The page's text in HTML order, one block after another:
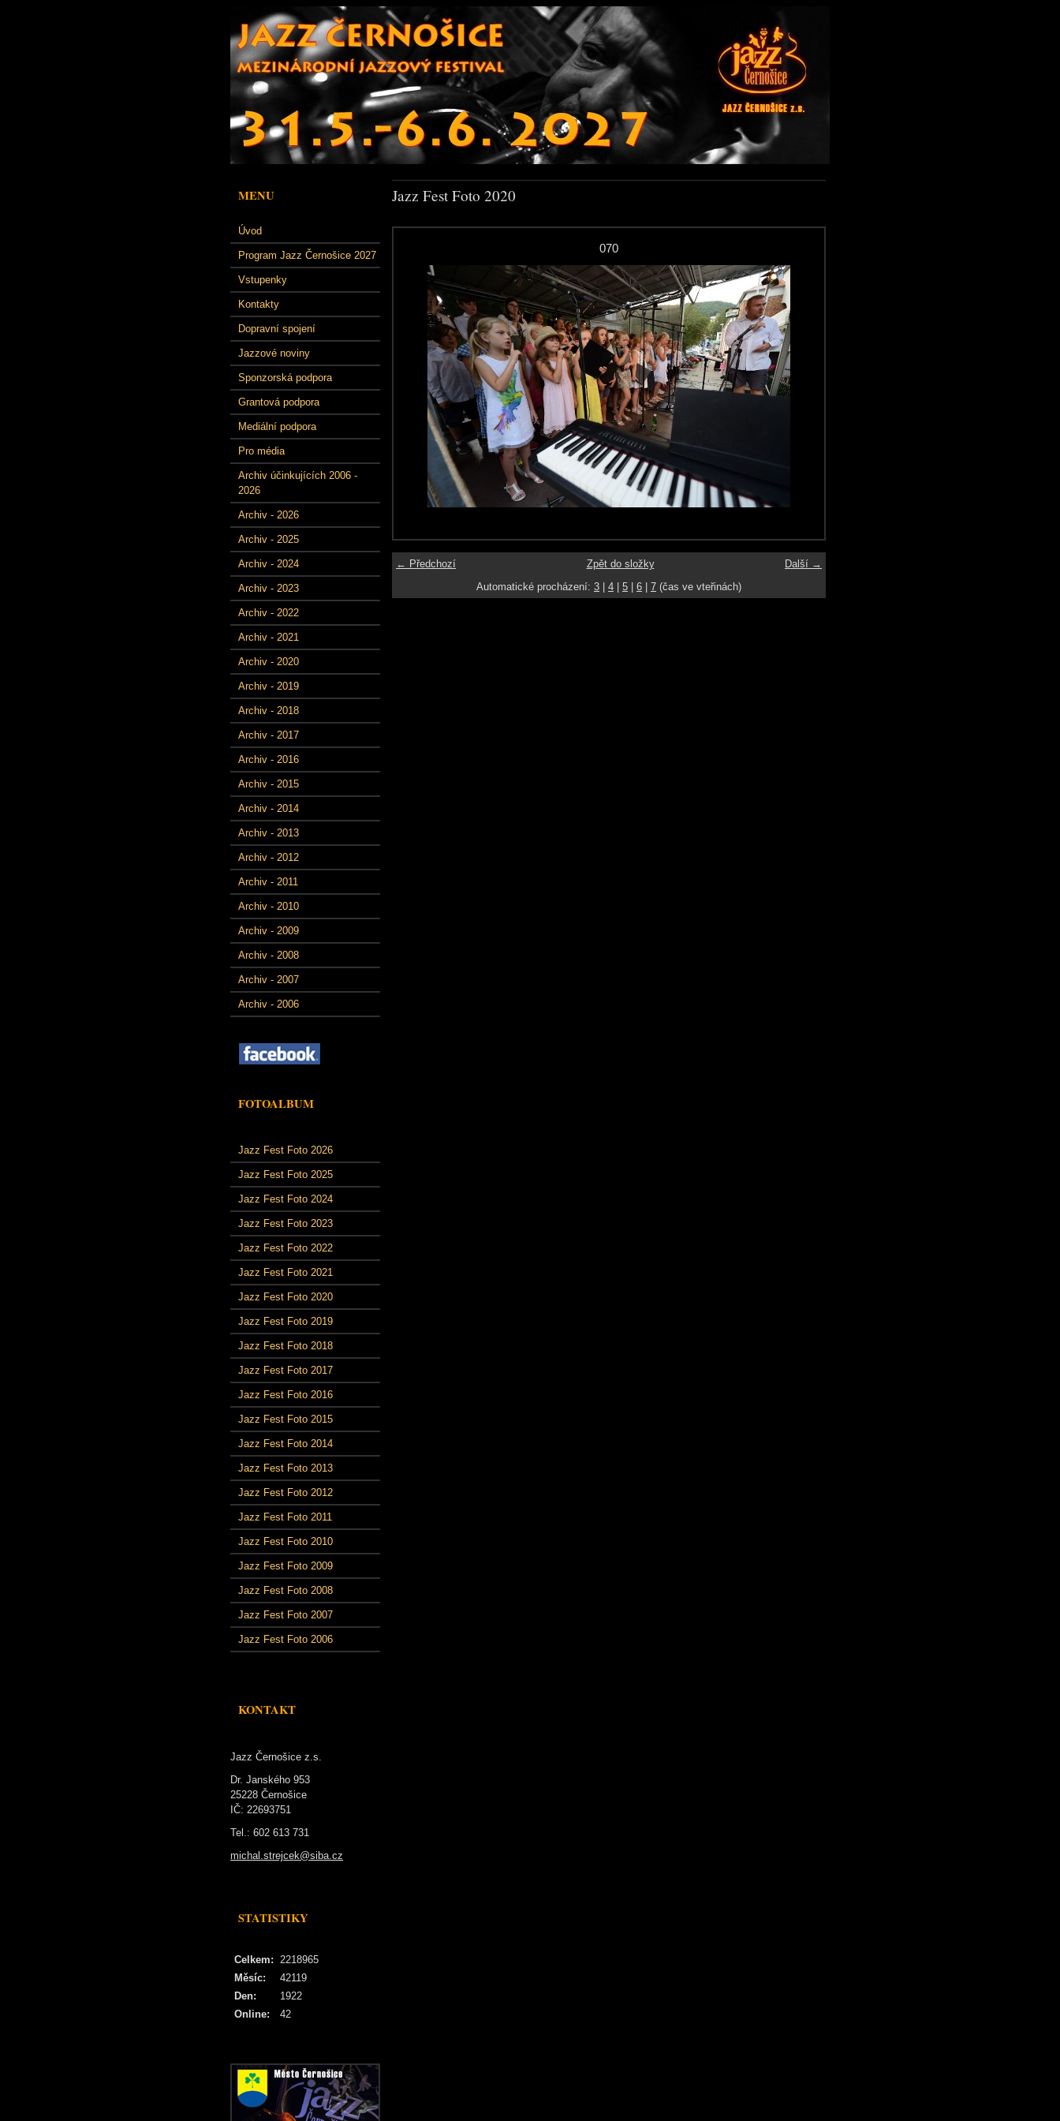
MENU
Úvod
Program Jazz Černošice 2027
Vstupenky
Kontakty
Dopravní spojení
Jazzové noviny
Sponzorská podpora
Grantová podpora
Mediální podpora
Pro média
Archiv účinkujících 2006 -
2026
Archiv - 2026
Archiv - 2025
Archiv - 2024
Archiv - 2023
Archiv - 2022
Archiv - 2021
Archiv - 2020
Archiv - 2019
Archiv - 2018
Archiv - 2017
Archiv - 2016
Archiv - 2015
Archiv - 2014
Archiv - 2013
Archiv - 2012
Archiv - 2011
Archiv - 2010
Archiv - 2009
Archiv - 2008
Archiv - 2007
Archiv - 2006
FOTOALBUM
Jazz Fest Foto 2026
Jazz Fest Foto 2025
Jazz Fest Foto 2024
Jazz Fest Foto 2023
Jazz Fest Foto 2022
Jazz Fest Foto 2021
Jazz Fest Foto 2020
Jazz Fest Foto 2019
Jazz Fest Foto 2018
Jazz Fest Foto 2017
Jazz Fest Foto 2016
Jazz Fest Foto 2015
Jazz Fest Foto 2014
Jazz Fest Foto 2013
Jazz Fest Foto 2012
Jazz Fest Foto 2011
Jazz Fest Foto 2010
Jazz Fest Foto 2009
Jazz Fest Foto 2008
Jazz Fest Foto 2007
Jazz Fest Foto 2006
KONTAKT
Jazz Černošice z.s.
Dr. Janského 953
25228 Černošice
IČ: 22693751
Tel.: 602 613 731
michal.strejcek@siba.cz
STATISTIKY
Online: 42
Celkem: 2218965
Měsíc:
42119
Den:
1922
Jazz Fest Foto 2020
070
← Předchozí Další →
Zpět do složky
Automatické procházení: 3 4 5 6 7 (čas ve vteřinách)